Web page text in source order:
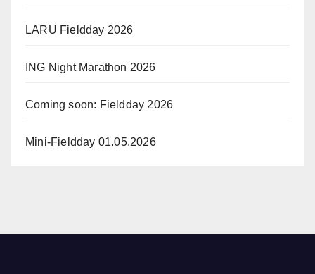
LARU Fieldday 2026
ING Night Marathon 2026
Coming soon: Fieldday 2026
Mini-Fieldday 01.05.2026